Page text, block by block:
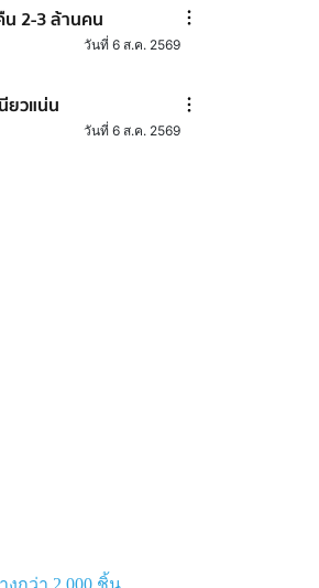
2-3 ล้านคน
วันที่ 6 ส.ค. 2569
ยวแน่น
วันที่ 6 ส.ค. 2569
กว่า 2,000 ชิ้น